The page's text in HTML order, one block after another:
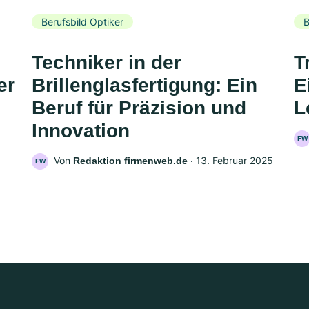
Berufsbild Optiker
Techniker in der
Brillenglasfertigung: Ein
Beruf für Präzision und
Innovation
FW Von Redaktion firmenweb.de ‧ 13. Februar 2025
FW